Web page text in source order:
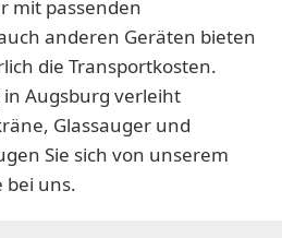
mit passenden
anderen Geräten bieten
die Transportkosten.
Augsburg verleiht
Glassauger und
Sie sich von unserem
bei uns.